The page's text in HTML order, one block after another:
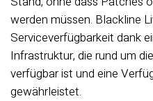
werden müssen. Blackline
Serviceverfügbarkeit dank
Infrastruktur, die rund um
verfügbar ist und eine
gewährleistet.